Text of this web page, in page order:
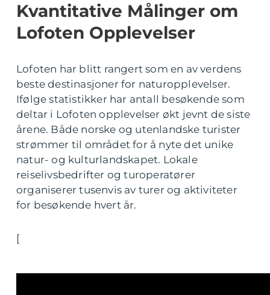
Kvantitative Målinger om
Lofoten Opplevelser
Lofoten har blitt rangert som en av verdens
beste destinasjoner for naturopplevelser.
Ifølge statistikker har antall besøkende som
deltar i Lofoten opplevelser økt jevnt de siste
årene. Både norske og utenlandske turister
strømmer til området for å nyte det unike
natur- og kulturlandskapet. Lokale
reiselivsbedrifter og turoperatører
organiserer tusenvis av turer og aktiviteter
for besøkende hvert år.
[